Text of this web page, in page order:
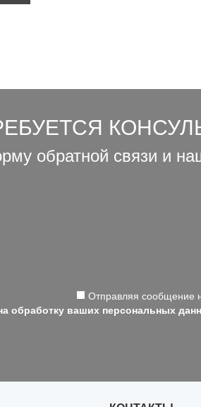
обратной связи и
Отправляя сообщение
обработку ваших персональных